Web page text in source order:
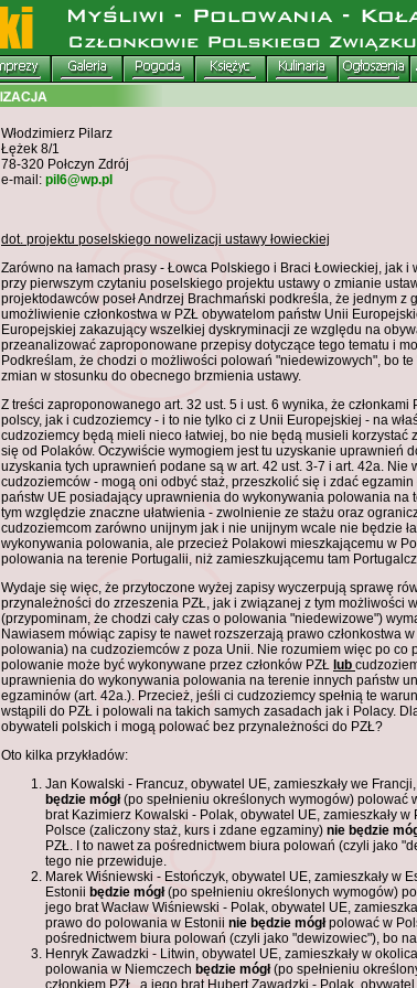
Włodzimierz Pilarz
Łężek 8/1
78-320 Połczyn Zdrój
e-mail: pil6@wp.pl
dot. projektu poselskiego nowelizacji ustawy łowieckiej
Zarówno na łamach prasy - Łowca Polskiego i Braci Łowieckiej, jak
przy pierwszym czytaniu poselskiego projektu ustawy o zmianie
projektodawców poseł Andrzej Brachmański podkreśla, że jednym z
umożliwienie członkostwa w PZŁ obywatelom państw Unii
Europejskiej zakazujący wszelkiej dyskryminacji ze względu na
przeanalizować zaproponowane przepisy dotyczące tego tematu i
Podkreślam, że chodzi o możliwości polowań "niedewizowych", bo
zmian w stosunku do obecnego brzmienia ustawy.
Z treści zaproponowanego art. 32 ust. 5 i ust. 6 wynika, że
polscy, jak i cudzoziemcy - i to nie tylko ci z Unii Europejskiej - na
cudzoziemcy będą mieli nieco łatwiej, bo nie będą musieli korzystać
się od Polaków. Oczywiście wymogiem jest tu uzyskanie uprawnień
uzyskania tych uprawnień podane są w art. 42 ust. 3-7 i art. 42a.
cudzoziemców - mogą oni odbyć staż, przeszkolić się i zdać egzamin
państw UE posiadający uprawnienia do wykonywania polowania na
tym względzie znaczne ułatwienia - zwolnienie ze stażu oraz
cudzoziemcom zarówno unijnym jak i nie unijnym wcale nie będzie
wykonywania polowania, ale przecież Polakowi mieszkającemu w
polowania na terenie Portugalii, niż zamieszkującemu tam
Wydaje się więc, że przytoczone wyżej zapisy wyczerpują sprawę
przynależności do zrzeszenia PZŁ, jak i związanej z tym możliwości
(przypominam, że chodzi cały czas o polowania "niedewizowe")
Nawiasem mówiąc zapisy te nawet rozszerzają prawo członkostwa
polowania) na cudzoziemców z poza Unii. Nie rozumiem więc po co
polowanie może być wykonywane przez członków PZŁ lub
uprawnienia do wykonywania polowania na terenie innych państw
egzaminów (art. 42a.). Przecież, jeśli ci cudzoziemcy spełnią te
wstąpili do PZŁ i polowali na takich samych zasadach jak i Polacy.
obywateli polskich i mogą polować bez przynależności do PZŁ?
Oto kilka przykładów:
Jan Kowalski - Francuz, obywatel UE, zamieszkały we
będzie mógł(po spełnieniu określonych wymogów) polować
brat Kazimierz Kowalski - Polak, obywatel UE, zamieszkały
Polsce (zaliczony staż, kurs i zdane egzaminy) nie będzie
PZŁ. I to nawet za pośrednictwem biura polowań (czyli jako
tego nie przewiduje.
Marek Wiśniewski - Estończyk, obywatel UE, zamieszkały w
Estonii będzie mógł(po spełnieniu określonych wymogów)
jego brat Wacław Wiśniewski - Polak, obywatel UE,
prawo do polowania w Estonii nie będzie mógłpolować w
pośrednictwem biura polowań (czyli jako "dewizowiec"), bo
Henryk Zawadzki - Litwin, obywatel UE, zamieszkały w
polowania w Niemczech będzie mógł(po spełnieniu
członkiem PZŁ, a jego brat Hubert Zawadzki - Polak,